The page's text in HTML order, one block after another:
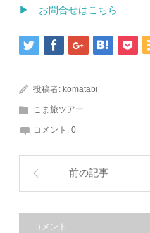
▶ お問合せはこちら
投稿者: komatabi
こま旅ツアー
コメント:0
前の記事
コメント